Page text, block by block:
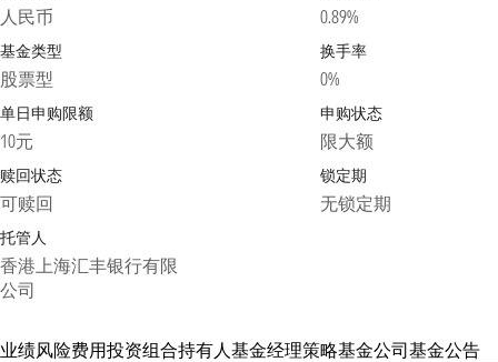
人民币 0.89%
基金类型
股票型
换手率
0%
单日申购限额
10元
申购状态
限大额
赎回状态
可赎回
锁定期
无锁定期
托管人
香港上海汇丰银行有限
公司
业绩风险费用投资组合持有人基金经理策略基金公司基金公告